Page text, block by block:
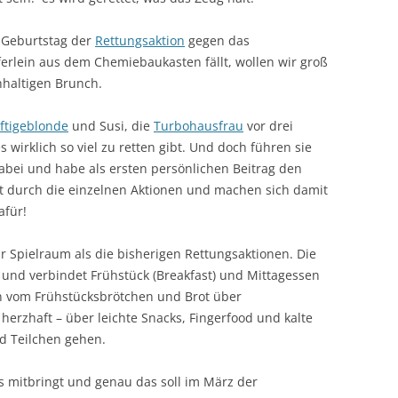
der Rettungsaktion gegen das
aus dem Chemiebaukasten fällt, wollen wir groß
Brunch.
und Susi, die Turbohausfrau vor drei
wirklich so viel zu retten gibt. Und doch führen sie
und habe als ersten persönlichen Beitrag den
die einzelnen Aktionen und machen sich damit
als die bisherigen Rettungsaktionen. Die
verbindet Frühstück (Breakfast) und Mittagessen
vom Frühstücksbrötchen und Brot über
– über leichte Snacks, Fingerfood und kalte
Teilchen gehen.
mitbringt und genau das soll im März der